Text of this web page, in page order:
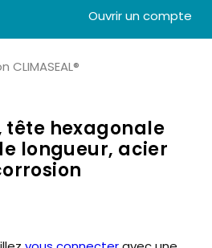
panier
Ouvrir un compte
tête hexagonale
longueur, acier